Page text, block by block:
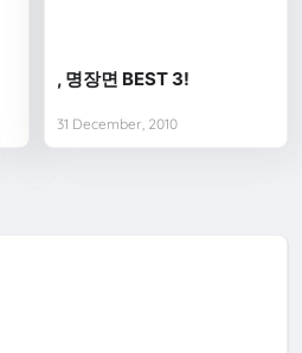
, 명장면 BEST 3!
31 December, 2010